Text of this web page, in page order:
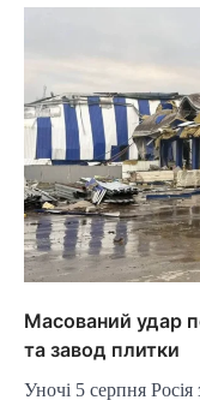
Масований удар
та завод плитки
Уночі 5 серпня